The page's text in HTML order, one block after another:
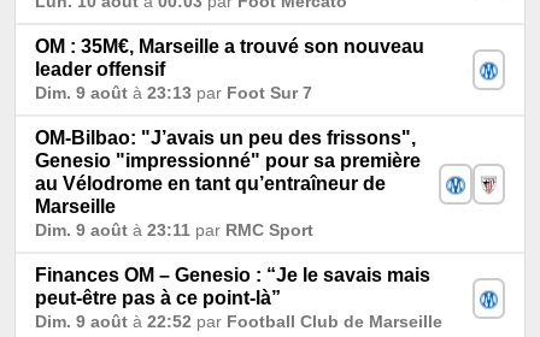
OM : 35M€, Marseille a trouvé son nouveau
leader offensif
Dim. 9 août à 23:13 par Foot Sur 7
OM-Bilbao: "J’avais un peu des frissons",
Genesio "impressionné" pour sa première
au Vélodrome en tant qu’entraîneur de
Marseille
Dim. 9 août à 23:11 par RMC Sport
Finances OM – Genesio : “Je le savais mais
peut-être pas à ce point-là”
Dim. 9 août à 22:52 par Football Club de Marseille